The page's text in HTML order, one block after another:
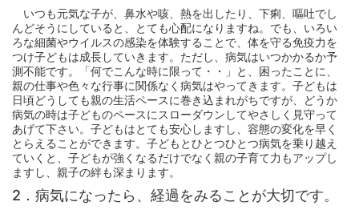
いつも元気な子が、鼻水や咳、熱を出したり、下痢、嘔吐でし
んどそうにしていると、とても心配になりますね。でも、いろい
ろな細菌やウイルスの感染を体験することで、体を守る免疫力を
つけ子どもは成長していきます。ただし、病気はいつかかるか予
測不能です。「何でこんな時に限って・・」と、困ったことに、
親の仕事や色々な行事に関係なく病気はやってきます。子どもは
日頃どうしても親の生活ペースに巻き込まれがちですが、どうか
病気の時は子どものペースにスローダウンしてやさしく見守って
あげて下さい。子どもはとても安心しますし、容態の変化を早く
とらえることができます。子どもとひとつひとつ病気を乗り越え
ていくと、子どもが強くなるだけでなく親の子育て力もアップし
ますし、親子の絆も深まります。
2．病気になったら、経過をみることが大切です。